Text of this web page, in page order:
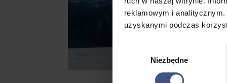
reklamowym i
uzyskanymi podczas
Wybór
Niezbędne